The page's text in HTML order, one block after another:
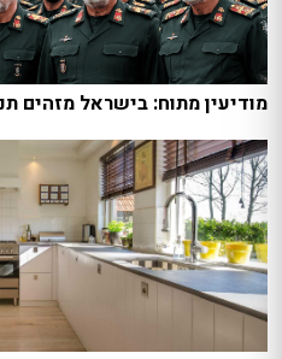
מודיעין מתוח: בישראל מזהים